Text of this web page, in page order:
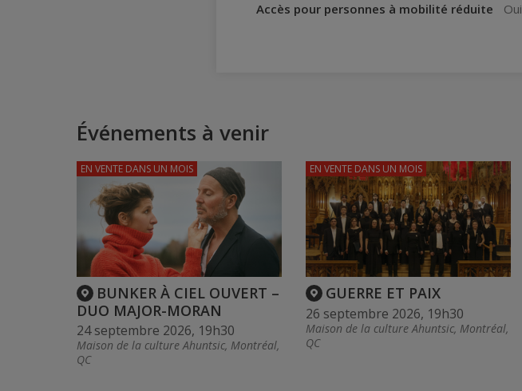
Accès pour personnes à mobilité réduite
Oui
Événements à venir
BUNKER À CIEL OUVERT –
DUO MAJOR-MORAN
24 septembre 2026, 19h30
Maison de la culture Ahuntsic, Montréal,
QC
EN VENTE DANS UN MOIS
GUERRE ET PAIX
26 septembre 2026, 19h30
Maison de la culture Ahuntsic, Montréal,
QC
EN VENTE DANS UN MOIS